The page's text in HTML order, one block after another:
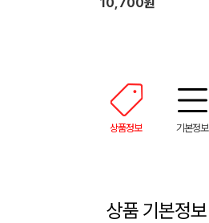
상품정보 기본정보
상품 기본정보